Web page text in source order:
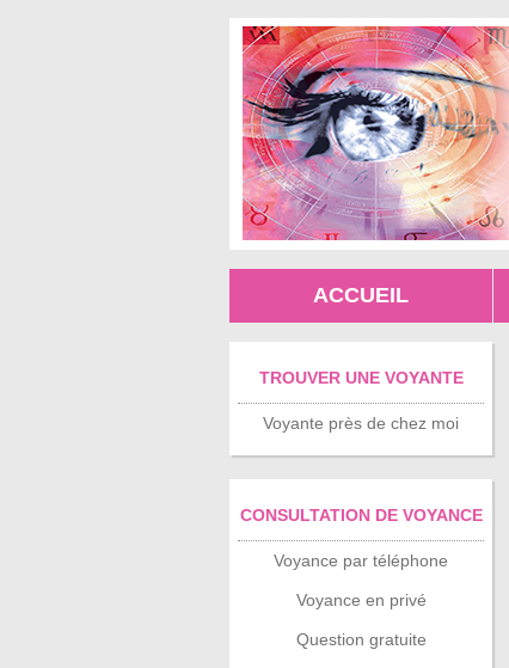
ACCUEIL
TROUVER UNE VOYANTE
Voyante près de chez moi
CONSULTATION DE VOYANCE
Voyance par téléphone
Voyance en privé
Question gratuite